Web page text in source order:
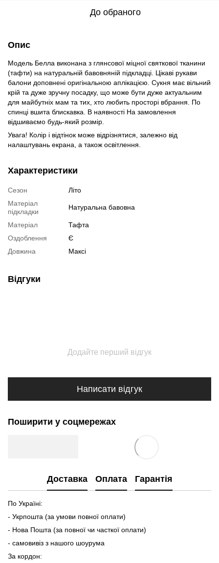
До обраного
Опис
Модель Белла виконана з глянсової міцної святкової тканини
(тафти) на натуральній бавовняній підкладці. Цікаві рукави
балони доповнені оригінальною аплікацією. Сукня має вільний
крій та дуже зручну посадку, що може бути дуже актуальним
для майбутніх мам та тих, хто любить просторі вбрання. По
спинці вшита блискавка. В наявності На замовлення
відшиваємо будь-який розмір.
Увага! Колір і відтінок може відрізнятися, залежно від
налаштувань екрана, а також освітлення.
Характеристики
Сезон
Літо
Матеріал
підкладки
Натуральна бавовна
Матеріал
Тафта
Оздоблення
Є
Довжина
Максі
Відгуки
Додайте перший відгук
Написати відгук
Поширити у соцмережах
Доставка Оплата Гарантія
По Україні:
- Укрпошта (за умови повної оплати)
- Нова Пошта (за повної чи часткої оплати)
- самовивіз з нашого шоурума
За кордон: